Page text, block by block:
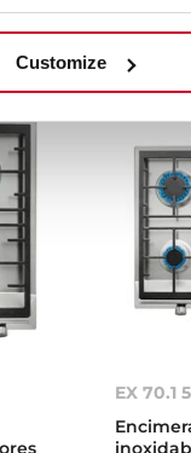
Customize
EX 70.1